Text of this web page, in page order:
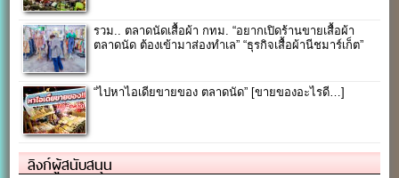
รวม.. ตลาดนัดเสื้อผ้า กทม. “อยากเปิดร้านขายเสื้อผ้า
ตลาดนัด ต้องเข้ามาส่องทำเล” “ธุรกิจเสื้อผ้านีชมาร์เก็ต”
“ไปหาไอเดียขายของ ตลาดนัด” [ขายของอะไรดี…]
ลิงก์ผู้สนับสนุน